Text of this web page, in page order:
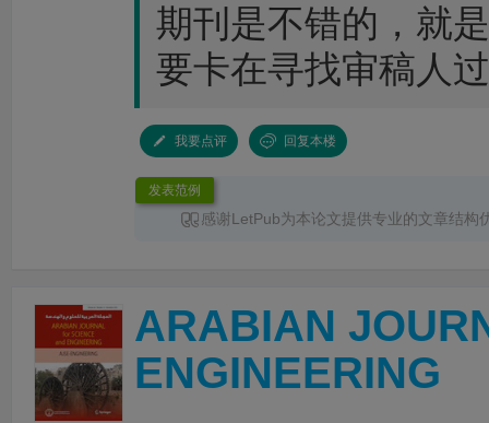
期刊是不错的，就
要卡在寻找审稿人
我要点评 回复本楼
发表范例
感谢LetPub为本论文提供专业的文章结构
景、材料设计思路、性能分析及机理讨论之间
清晰，论文创新点也得到了更加突出的呈现。
对英文语法、专业术语、句式表达及学术语
细致修改，有效提升了文章的准确性、专业性
ARABIAN
ENGINEERING